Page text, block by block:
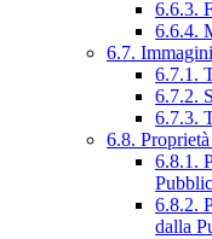
6.6.3.
6.6.4.
6.7.
6.7.1.
6.7.2.
6.7.3.
6.8.
6.8.1.
6.8.2.
dalla